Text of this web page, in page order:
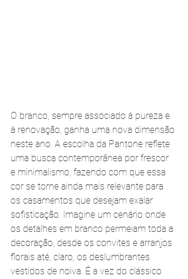
O branco, sempre associado à pureza e
à renovação, ganha uma nova dimensão
neste ano. A escolha da Pantone reflete
uma busca contemporânea por frescor
e minimalismo, fazendo com que essa
cor se torne ainda mais relevante para
os casamentos que desejam exalar
sofisticação. Imagine um cenário onde
os detalhes em branco permeiam toda a
decoração, desde os convites e arranjos
florais até, claro, os deslumbrantes
vestidos de noiva. É a vez do clássico